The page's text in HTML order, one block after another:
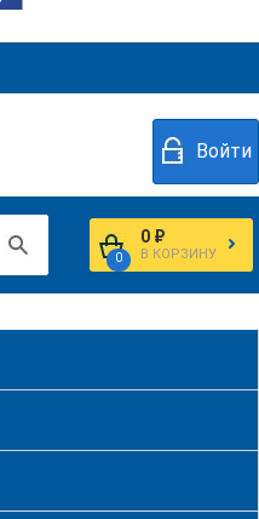
Войти
0
0 ₽
В КОРЗИНУ